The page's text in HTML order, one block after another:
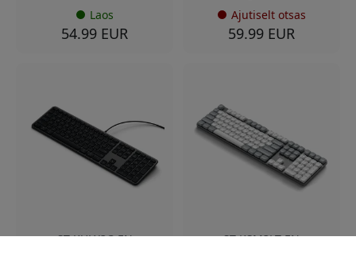
Laos
54.99 EUR
Ajutiselt otsas
59.99 EUR
ST-KULX3C-EN
ST-KSM3LT-EN